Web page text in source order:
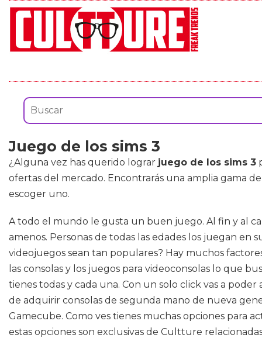
Juego de los sims 3
¿Alguna vez has querido lograr juego de los sims 3
ofertas del mercado. Encontrarás una amplia gama
escoger uno.
A todo el mundo le gusta un buen juego. Al fin y al
amenos. Personas de todas las edades los juegan
videojuegos sean tan populares? Hay muchos
las consolas y los juegos para videoconsolas lo que
tienes todas y cada una. Con un solo click vas a
de adquirir consolas de segunda mano de nueva
Gamecube. Como ves tienes muchas opciones para
estas opciones son exclusivas de Cultture